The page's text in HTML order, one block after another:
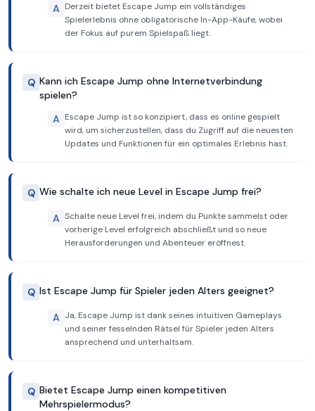
A Derzeit bietet Escape Jump ein vollständiges
Spielerlebnis ohne obligatorische In-App-Käufe, wobei
der Fokus auf purem Spielspaß liegt.
Q Kann ich Escape Jump ohne Internetverbindung
spielen?
A Escape Jump ist so konzipiert, dass es online gespielt
wird, um sicherzustellen, dass du Zugriff auf die neuesten
Updates und Funktionen für ein optimales Erlebnis hast.
Q Wie schalte ich neue Level in Escape Jump frei?
A Schalte neue Level frei, indem du Punkte sammelst oder
vorherige Level erfolgreich abschließt und so neue
Herausforderungen und Abenteuer eröffnest.
Q Ist Escape Jump für Spieler jeden Alters geeignet?
A Ja, Escape Jump ist dank seines intuitiven Gameplays
und seiner fesselnden Rätsel für Spieler jeden Alters
ansprechend und unterhaltsam.
Q Bietet Escape Jump einen kompetitiven
Mehrspielermodus?